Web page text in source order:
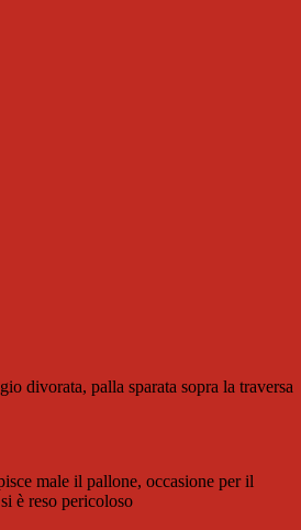
divorata, palla sparata sopra la traversa
male il pallone, occasione per il
è reso pericoloso